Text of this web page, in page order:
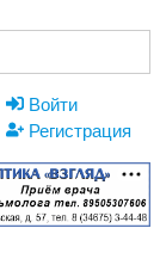
Войти
Регистрация